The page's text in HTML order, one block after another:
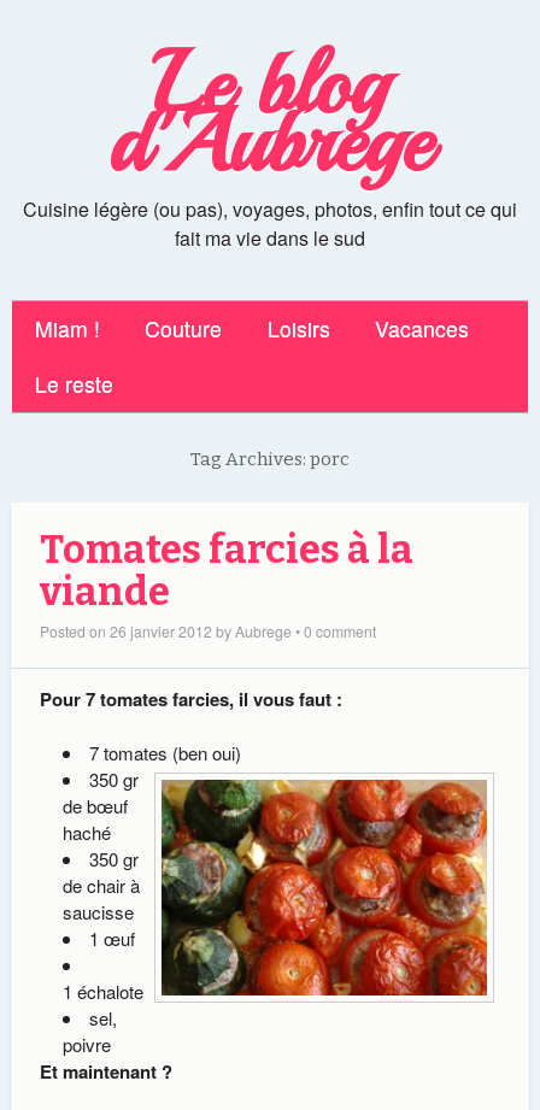
Le blog
d'Aubrege
Cuisine légère (ou pas), voyages, photos, enfin tout ce qui
fait ma vie dans le sud
Miam ! Couture Loisirs
Vacances
Le reste
Tag Archives: porc
Tomates farcies à la
viande
Posted on 26 janvier 2012 byAubrege •0 comment
Pour 7 tomates farcies, il vous faut :
7 tomates (ben oui)
350 gr
de bœuf
haché
350 gr
de chair à
saucisse
1 œuf
1 échalote
sel,
poivre
Et maintenant ?